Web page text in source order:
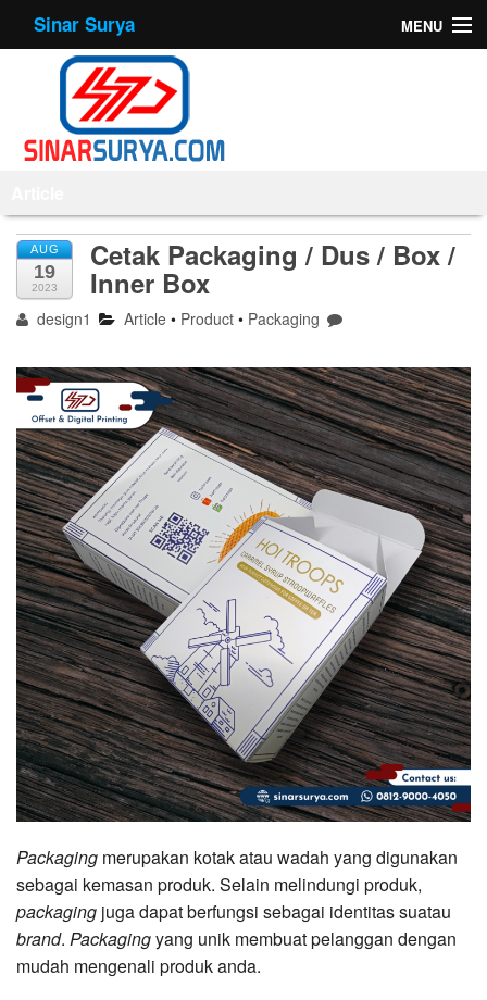
Sinar Surya MENU
About Us
Offset Printing
Mesin
Tips
Contact Us
AUG
19
2023
Cetak Packaging / Dus / Box /
Inner Box
design1 Article • Product • Packaging
Packaging merupakan kotak atau wadah yang digunakan
sebagai kemasan produk. Selain melindungi produk,
packaging juga dapat berfungsi sebagai identitas suatau
brand. Packagingyang unik membuat pelanggan dengan
mudah mengenali produk anda.